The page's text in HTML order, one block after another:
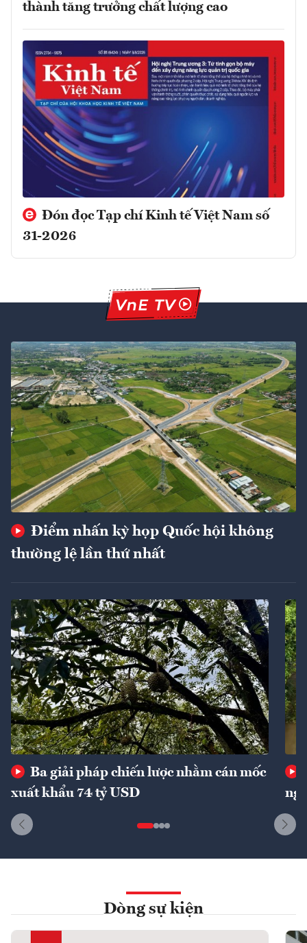
thành tăng trưởng chất lượng cao
Đón đọc Tạp chí Kinh tế Việt Nam số
31-2026
Điểm nhấn kỳ họp Quốc hội không
thường lệ lần thứ nhất
Ba giải pháp chiến lược nhằm cán mốc
xuất khẩu 74 tỷ USD
Dòng sự kiện